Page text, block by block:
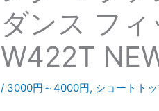
ダンス フ
W422T
/ 3000円～4000円, ショートト